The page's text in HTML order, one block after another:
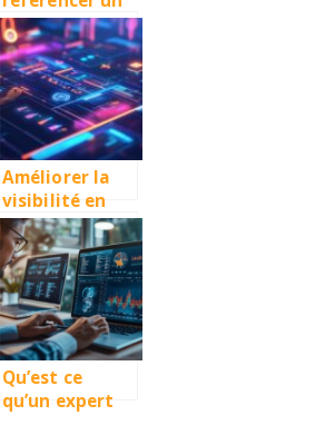
site internet
de vente en
ligne ?
Améliorer la
visibilité en
ligne grâce à
des solutions
sur mesure
Qu’est ce
qu’un expert